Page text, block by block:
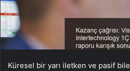
Küresel bir yarı iletken ve pasif